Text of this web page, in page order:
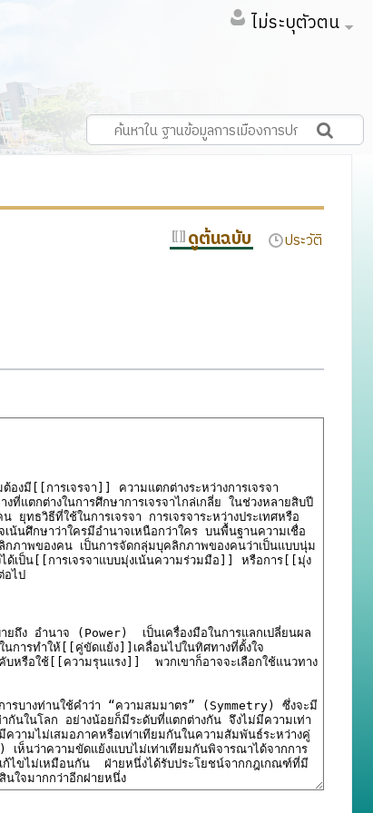
ไม่ระบุตัวตน
ดูต้นฉบับ ประวัติ